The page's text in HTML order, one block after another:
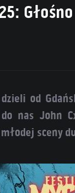
dzieli od
nas John
sceny